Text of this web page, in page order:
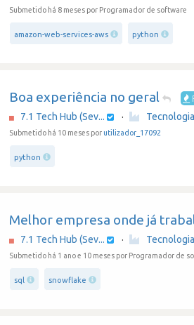
Submetido há 8 meses por Programador de software
amazon-web-services-aws python
Boa experiência no geral
7.1 Tech Hub (Sev... ·
Submetido há 10 meses por utilizador_17092
python
Melhor empresa onde já
7.1 Tech Hub (Sev... ·
Submetido há 1 ano e 10 meses por Programador de
sql snowflake